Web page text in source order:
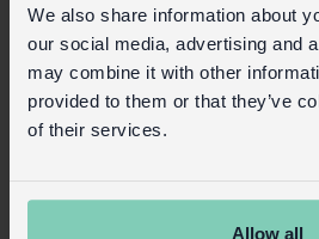
We also share information about
our social media, advertising and
may combine it with other
provided to them or that they’ve
of their services.
Allow all
Boîte en carton
d'allumettes
Sécurité et entretien